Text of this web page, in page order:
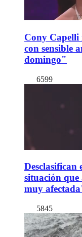
Cony Capelli
con sensible
domingo"
6599
Desclasifican
situación
muy
5845